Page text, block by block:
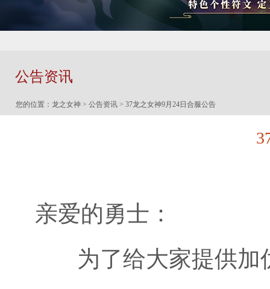
公告资讯
您的位置： 龙之女神 > 公告资讯 > 37龙之女神9月24日合服公告
亲爱的勇士：
为了给大家提供加